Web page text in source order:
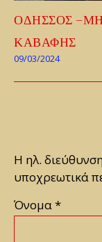
ΟΔΗΣΣΟΣ
ΚΑΒΑΦΗΣ
09/03/2024
Η ηλ.
υποχρεωτικά
Όνομα*